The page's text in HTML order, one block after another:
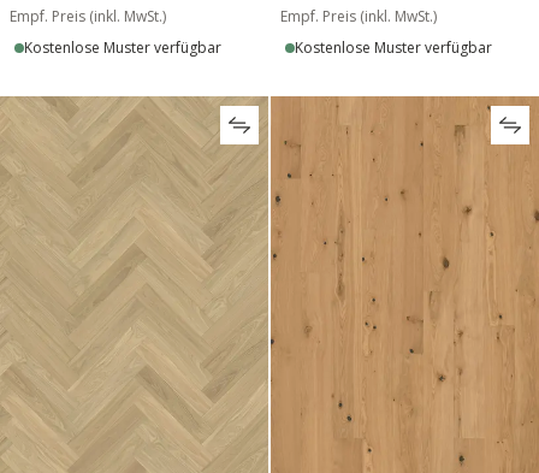
Empf. Preis (inkl. MwSt.)
Kostenlose Muster verfügbar
Empf. Preis (inkl. MwSt.)
Kostenlose Muster verfügbar